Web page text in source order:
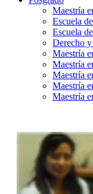
Maestría
Escuela
Escuela
Derecho y
Maestría
Maestría
Maestría
Maestría
Maestría